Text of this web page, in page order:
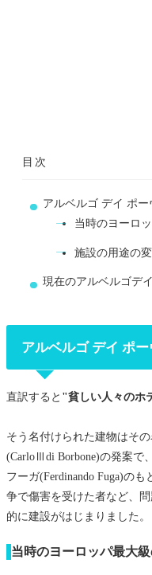
目次
アルベルゴ デイ ポー
当時のヨーロ
施設の用途の
現在のアルベルゴデ
アルベルゴ デイ ポ
直訳すると "貧しい人々のホ
そう名付けられた建物はその
(CarloⅢdi Borbone)の発案で
フーガ(Ferdinando Fuga)の
争で傷害を受けた者など、
的に建設がはじまりました。
当時のヨーロッパ最大